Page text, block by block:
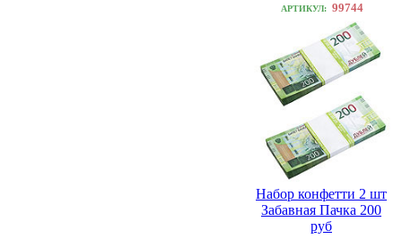
АРТИКУЛ: 99744
Набор конфетти 2 шт
Забавная Пачка 200
руб